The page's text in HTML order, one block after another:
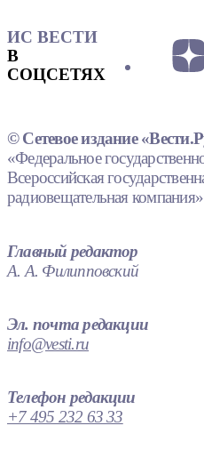
ИС ВЕСТИ
В
СОЦСЕТЯХ
© Сетевое издание
«Федеральное
Всероссийская
радиовещательная
Главный редактор
А. А. Филипповский
Эл. почта редакции
info@vesti.ru
Телефон редакции
+7 495 232 63 33